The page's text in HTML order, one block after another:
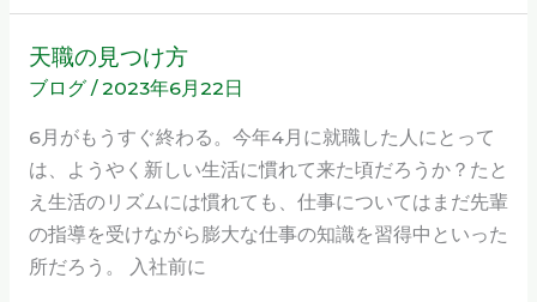
る！
」
セ
ナ
ー
開
催
の
天職の見つけ方
ブログ/2023年6月22日
6月がもうすぐ終わる。今年4月に就職した人にとって
は、ようやく新しい生活に慣れて来た頃だろうか？たと
え生活のリズムには慣れても、仕事についてはまだ先輩
の指導を受けながら膨大な仕事の知識を習得中といった
所だろう。 入社前に
天
職
つ
け